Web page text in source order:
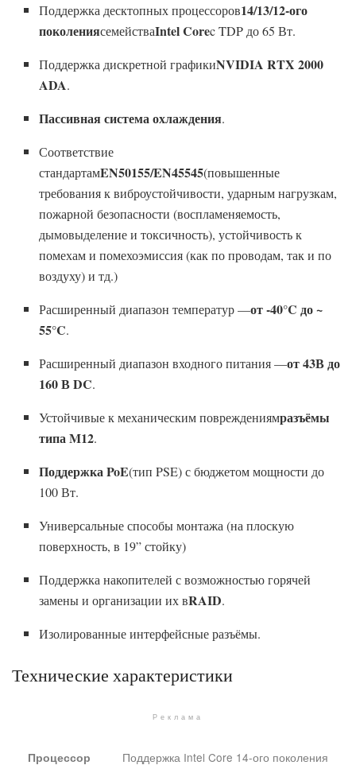
Поддержка десктопных процессоров14/13/12-ого
поколениясемействаIntel Corec TDP до 65 Вт.
Поддержка дискретной графикиNVIDIA RTX 2000
ADA.
Пассивная система охлаждения.
Соответствие
стандартамEN50155/EN45545(повышенные
требования к виброустойчивости, ударным нагрузкам,
пожарной безопасности (воспламеняемость,
дымовыделение и токсичность), устойчивость к
помехам и помехоэмиссия (как по проводам, так и по
воздуху) и тд.)
Расширенный диапазон температур —от -40°C до ~
55°C.
Расширенный диапазон входного питания —от 43В до
160 В DC.
Устойчивые к механическим повреждениямразъёмы
типа M12.
Поддержка PoE(тип PSE) с бюджетом мощности до
100 Вт.
Универсальные способы монтажа (на плоскую
поверхность, в 19” стойку)
Поддержка накопителей с возможностью горячей
замены и организации их вRAID.
Изолированные интерфейсные разъёмы.
Технические характеристики
Реклама
Процессор
Поддержка Intel Core 14-ого поколения